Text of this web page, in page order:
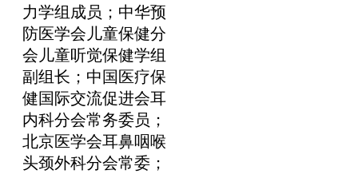
力学组成员；中华预
防医学会儿童保健分
会儿童听觉保健学组
副组长；中国医疗保
健国际交流促进会耳
内科分会常务委员；
北京医学会耳鼻咽喉
头颈外科分会常委；